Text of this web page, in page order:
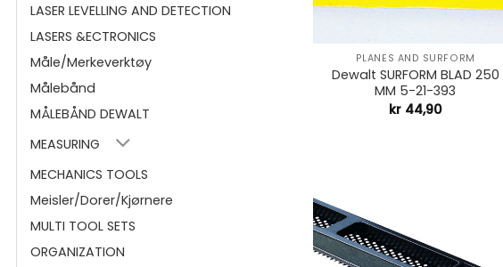
LASER LEVELLING AND DETECTION
LASERS &ECTRONICS
Måle/Merkeverktøy
Målebånd
MÅLEBÅND DEWALT
MEASURING
MECHANICS TOOLS
Meisler/Dorer/Kjørnere
MULTI TOOL SETS
ORGANIZATION
PLANES AND SURFORM
Dewalt SURFORM BLAD 250
MM 5-21-393
kr44,90